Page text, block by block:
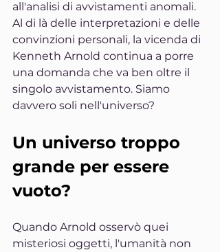
all'analisi di avvistamenti anomali.
Al di là delle interpretazioni e delle
convinzioni personali, la vicenda di
Kenneth Arnold continua a porre
una domanda che va ben oltre il
singolo avvistamento. Siamo
davvero soli nell'universo?
Un universo troppo
grande per essere
vuoto?
Quando Arnold osservò quei
misteriosi oggetti, l'umanità non